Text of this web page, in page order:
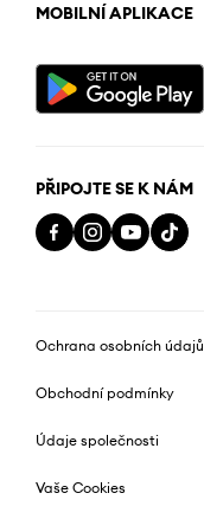
MOBILNÍ APLIKACE
PŘIPOJTE SE K NÁM
Ochrana osobních údajů
Obchodní podmínky
Údaje společnosti
Vaše Cookies